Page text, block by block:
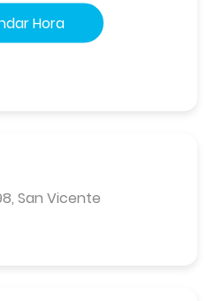
Hora
, San Vicente